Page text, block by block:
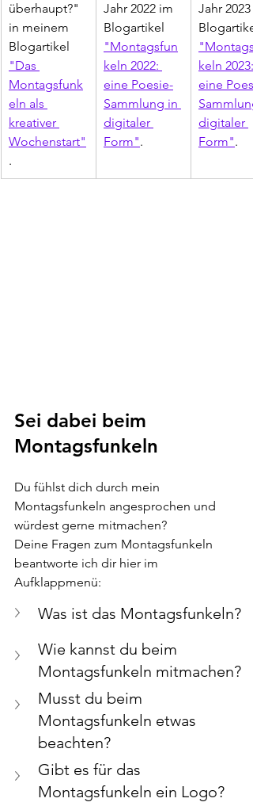
überhaupt?"
in meinem
Blogartikel
"Das
Montagsfunk
eln als
kreativer
Wochenstart"
.
Jahr 2022 im
Blogartikel
"Montagsfun
keln 2022:
eine Poesie-
Sammlung in
digitaler
Form".
Jahr 2023
keln 2023:
eine
digitaler
Form".
Sei dabei beim
Montagsfunkeln
Du fühlst dich durch mein
Montagsfunkeln angesprochen und
würdest gerne mitmachen?
Deine Fragen zum Montagsfunkeln
beantworte ich dir hier im
Aufklappmenü:
Was ist das Montagsfunkeln?
Wie kannst du beim
Montagsfunkeln mitmachen?
Musst du beim
Montagsfunkeln etwas
beachten?
Gibt es für das
Montagsfunkeln ein Logo?